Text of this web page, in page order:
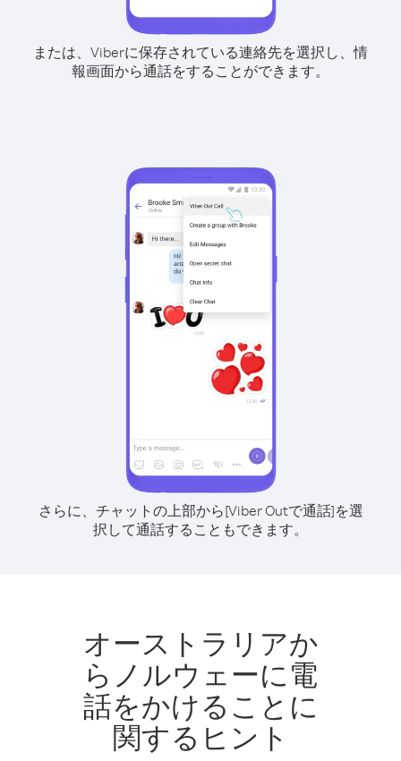
または、Viberに保存されている連絡先を選択し、情
報画面から通話をすることができます。
さらに、チャットの上部から[Viber Outで通話]を選
択して通話することもできます。
オーストラリアか
らノルウェーに電
話をかけることに
関するヒント